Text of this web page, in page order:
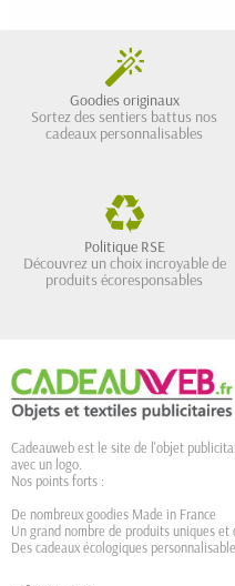
Goodies originaux
Sortez des sentiers battus nos
cadeaux personnalisables
Politique RSE
Découvrez un choix incroyable de
produits écoresponsables
Cadeauweb est le site de l'objet
avec un logo.
Nos points forts :
De nombreux goodies Made in France
Un grand nombre de produits uniques et
Des cadeaux écologiques